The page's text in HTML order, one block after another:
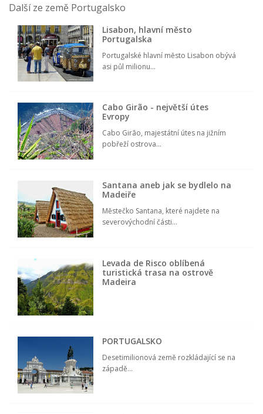
Další ze země Portugalsko
Lisabon, hlavní město
Portugalska
Portugalské hlavní město Lisabon obývá
asi půl milionu...
Cabo Girão - největší útes
Evropy
Cabo Girão, majestátní útes na jižním
pobřeží ostrova...
Santana aneb jak se bydlelo na
Madeiře
Městečko Santana, které najdete na
severovýchodní části...
Levada de Risco oblíbená
turistická trasa na ostrově
Madeira
PORTUGALSKO
Desetimilionová země rozkládající se na
západě...